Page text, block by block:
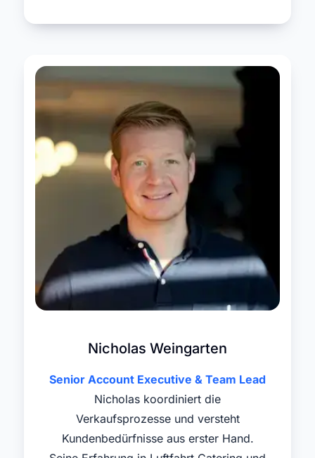
Nicholas Weingarten
Senior Account Executive & Team Lead
Nicholas koordiniert die
Verkaufsprozesse und versteht
Kundenbedürfnisse aus erster Hand.